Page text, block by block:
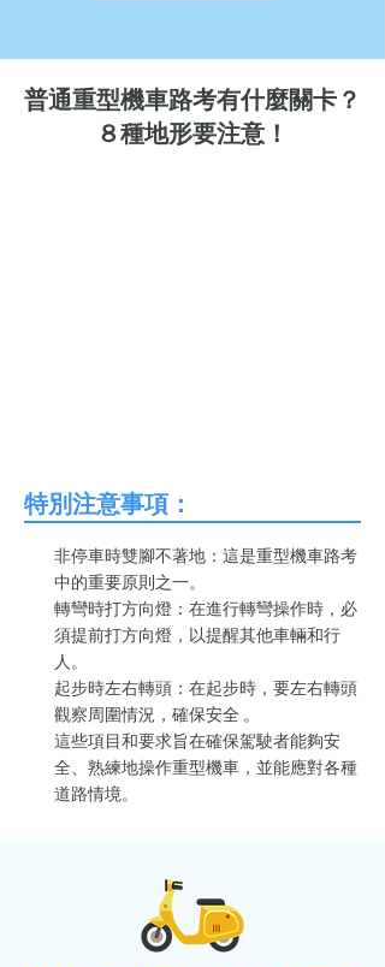
普通重型機車路考有什麼關卡？
８種地形要注意！
特別注意事項：
非停車時雙腳不著地：這是重型機車路考
中的重要原則之一。
轉彎時打方向燈：在進行轉彎操作時，必
須提前打方向燈，以提醒其他車輛和行
人。
起步時左右轉頭：在起步時，要左右轉頭
觀察周圍情況，確保安全​ 。
這些項目和要求旨在確保駕駛者能夠安
全、熟練地操作重型機車，並能應對各種
道路情境。